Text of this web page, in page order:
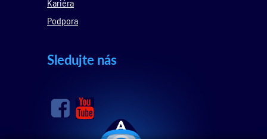
Kariéra
Podpora
Sledujte nás